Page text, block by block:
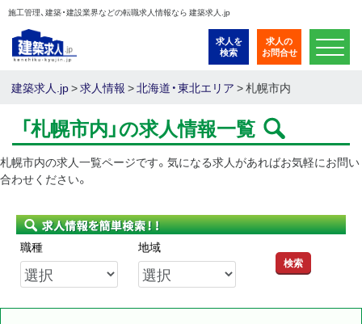
施工管理、建築・建設業界などの転職求人情報なら 建築求人.jp
求人を
検索
求人の
お問合せ
建築求人.jp>求人情報 >北海道・東北エリア > 札幌市内
「札幌市内」の求人情報一覧
札幌市内の求人一覧ページです。気になる求人があればお気軽にお問い
合わせください。
職種 地域
検索